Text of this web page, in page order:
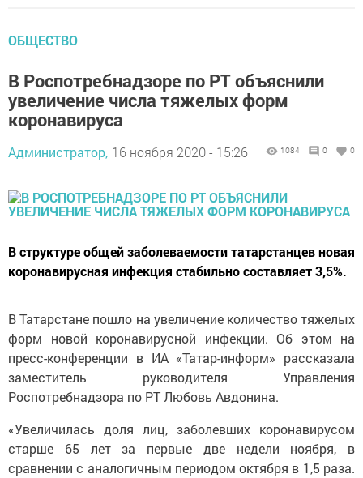
ОБЩЕСТВО
В Роспотребнадзоре по РТ объяснили
увеличение числа тяжелых форм
коронавируса
Администратор, 16 ноября 2020 - 15:26 1084 0 0
В структуре общей заболеваемости татарстанцев новая
коронавирусная инфекция стабильно составляет 3,5%.
В Татарстане пошло на увеличение количество тяжелых
форм новой коронавирусной инфекции. Об этом на
пресс-конференции в ИА «Татар-информ» рассказала
заместитель руководителя Управления
Роспотребнадзора по РТ Любовь Авдонина.
«Увеличилась доля лиц, заболевших коронавирусом
старше 65 лет за первые две недели ноября, в
сравнении с аналогичным периодом октября в 1,5 раза.